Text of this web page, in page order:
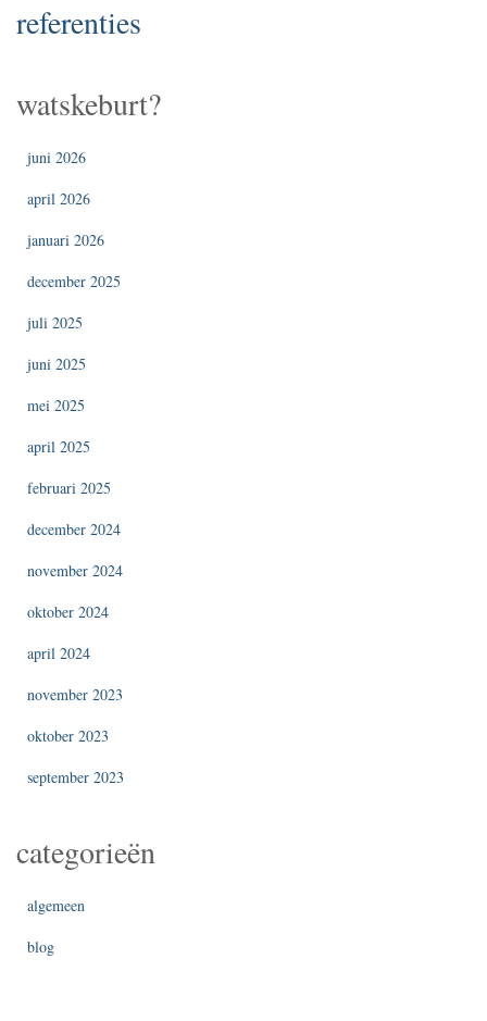
referenties
watskeburt?
juni 2026
april 2026
januari 2026
december 2025
juli 2025
juni 2025
mei 2025
april 2025
februari 2025
december 2024
november 2024
oktober 2024
april 2024
november 2023
oktober 2023
september 2023
categorieën
algemeen
blog